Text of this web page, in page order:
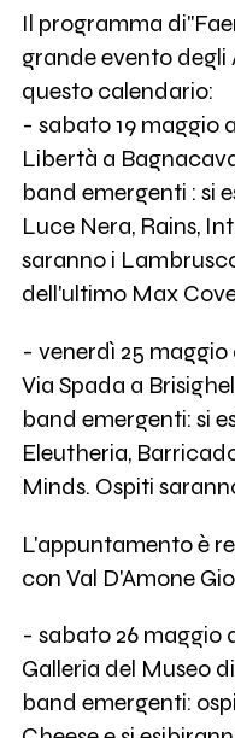
Il programma
grande evento degli
questo calendario:
- sabato 19 maggio
Libertà a
band emergenti : si
Luce Nera, Rains,
saranno i
dell'ultimo Max
- venerdì 25 maggio
Via Spada a
band emergenti: si
Eleutheria,
Minds. Ospiti
L'appuntamento è
con Val D'Amone
- sabato 26 maggio
Galleria del Museo
band emergenti: